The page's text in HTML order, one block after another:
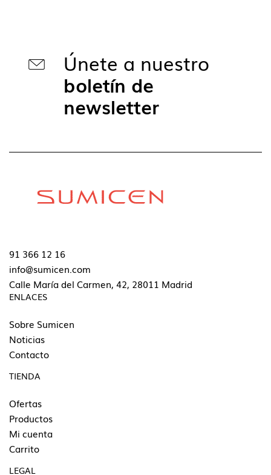
Únete a nuestro
boletín de
newsletter
91 366 12 16
info@sumicen.com
Calle María del Carmen, 42, 28011 Madrid
ENLACES
Sobre Sumicen
Noticias
Contacto
TIENDA
Ofertas
Productos
Mi cuenta
Carrito
LEGAL